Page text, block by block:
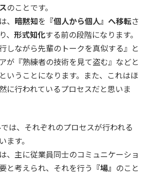
のことです。
、 暗黙知を 『個人から個人』へ移転さ
形式知化する前の段階になります。
しながら先輩のトークを真似する』と
が『熟練者の技術を見て盗む』などと
いうことになります。また、これはほ
に行われているプロセスだと思いま
では、それぞれのプロセスが行われる
ます。
、主に従業員同士のコミュニケーショ
と考えられ、それを行う 『場』 のこと